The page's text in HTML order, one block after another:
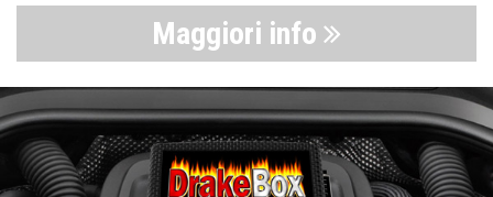
Maggiori info